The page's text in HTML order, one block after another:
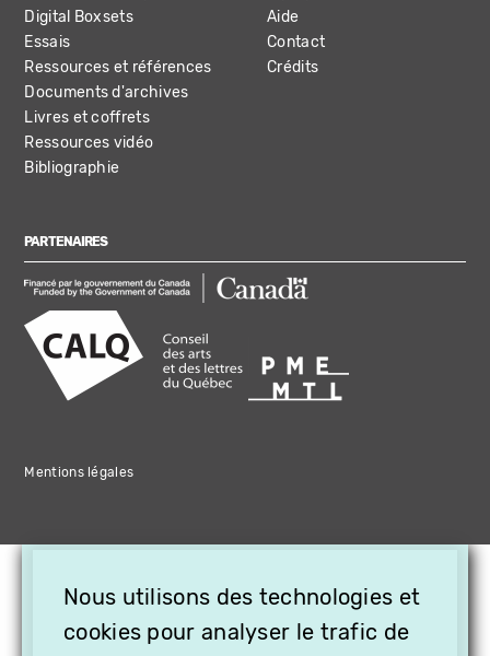
Digital Boxsets
Essais
Ressources et références
Documents d'archives
Livres et coffrets
Ressources vidéo
Bibliographie
Aide
Contact
Crédits
PARTENAIRES
Mentions légales
Nous utilisons des technologies et
cookies pour analyser le trafic de
OFFREZ LA VIDÉO EN
CADEAU, ABONNEZ VOS